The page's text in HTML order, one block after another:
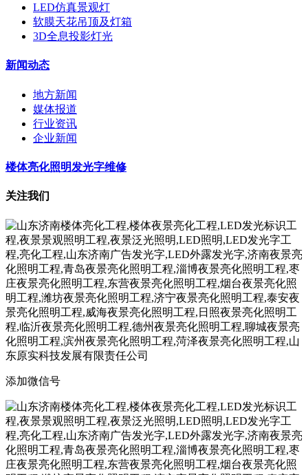
LED仿真景观灯
软膜天花吊顶及灯箱
3D全息投影灯光
新闻动态
地方新闻
媒体报道
行业资讯
企业新闻
楼体亮化照明发光字维修
关注我们
添加微信号